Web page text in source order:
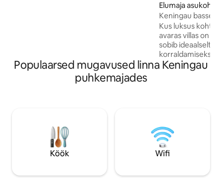
Lahkumine - 12.00
Elumaja
Keningau
Kus luksus kohtub
avaras villas on
sobib ideaalselt
korraldamiseks,
stiilselt
tipptasemel
的宽敞民宿拥有私
施和充足的空间
对、婚礼 ，或只
优雅与舒适，每一
Populaarsed mugavused linna Keningau
puhkemajades
Köök Wifi